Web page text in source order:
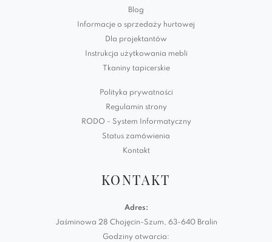
Blog
Informacje o sprzedaży hurtowej
Dla projektantów
Instrukcja użytkowania mebli
Tkaniny tapicerskie
Polityka prywatności
Regulamin strony
RODO - System Informatyczny
Status zamówienia
Kontakt
KONTAKT
Adres:
Jaśminowa 28 Chojęcin-Szum, 63-640 Bralin
Godziny otwarcia: